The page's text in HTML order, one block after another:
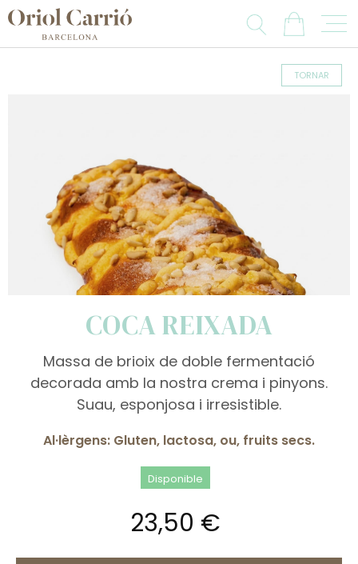
TORNAR
COCA REIXADA
Massa de brioix de doble fermentació
decorada amb la nostra crema i pinyons.
Suau, esponjosa i irresistible.
Al·lèrgens: Gluten, lactosa, ou, fruits secs.
Disponible
23,50 €